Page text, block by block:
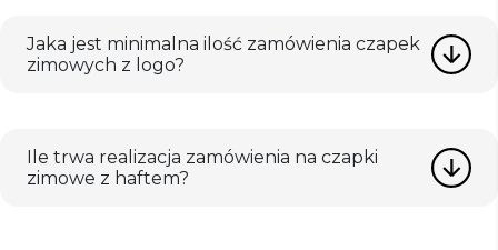
Jaka jest minimalna ilość zamówienia czapek
zimowych z logo?
Ile trwa realizacja zamówienia na czapki
zimowe z haftem?